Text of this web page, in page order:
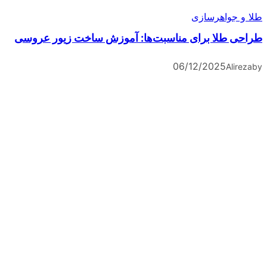
طلا و جواهرسازی
طراحی طلا برای مناسبت‌ها: آموزش ساخت زیور عروسی
by
Alireza
06/12/2025